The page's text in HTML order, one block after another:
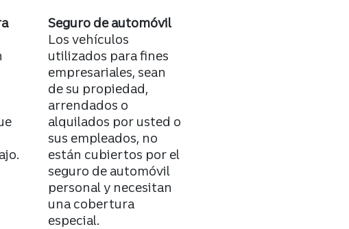
Seguro de automóvil
Los vehículos
utilizados para fines
empresariales, sean
de su propiedad,
arrendados o
alquilados por usted o
sus empleados, no
están cubiertos por el
seguro de automóvil
personal y necesitan
una cobertura
especial.